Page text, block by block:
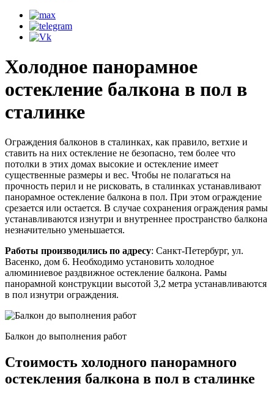
Холодное панорамное
остекление балкона в пол в
сталинке
Ограждения балконов в сталинках, как правило, ветхие и
ставить на них остекление не безопасно, тем более что
потолки в этих домах высокие и остекление имеет
существенные размеры и вес. Чтобы не полагаться на
прочность перил и не рисковать, в сталинках устанавливают
панорамное остекление балкона в пол. При этом ограждение
срезается или остается. В случае сохранения ограждения рамы
устанавливаются изнутри и внутреннее пространство балкона
незначительно уменьшается.
Работы производились по адресу: Санкт-Петербург, ул.
Васенко, дом 6. Необходимо установить холодное
алюминиевое раздвижное остекление балкона. Рамы
панорамной конструкции высотой 3,2 метра устанавливаются
в пол изнутри ограждения.
Балкон до выполнения работ
Стоимость холодного панорамного
остекления балкона в пол в сталинке